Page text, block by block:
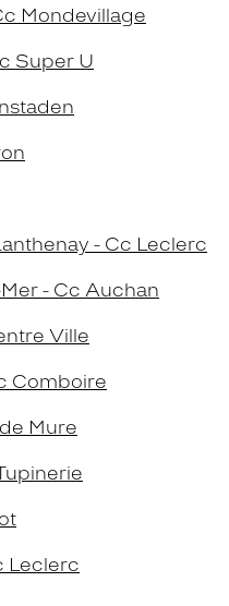
Mondevillage
Super U
- Cc Leclerc
- Cc Auchan
Ville
Comboire
Mure
Leclerc